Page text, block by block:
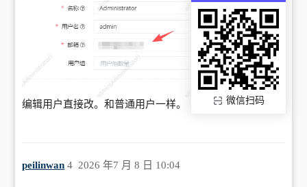
微信扫码
编辑用户直接改。和普通用户一样。
peilinwan 2026 年7 月 8 日 10:04
4